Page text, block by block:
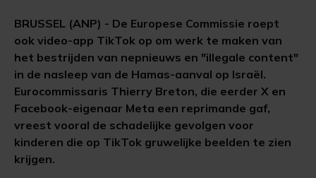
BRUSSEL (ANP) - De Europese Commissie roept
ook video-app TikTok op om werk te maken van
het bestrijden van nepnieuws en "illegale content"
in de nasleep van de Hamas-aanval op Israël.
Eurocommissaris Thierry Breton, die eerder X en
Facebook-eigenaar Meta een reprimande gaf,
vreest vooral de schadelijke gevolgen voor
kinderen die op TikTok gruwelijke beelden te zien
krijgen.